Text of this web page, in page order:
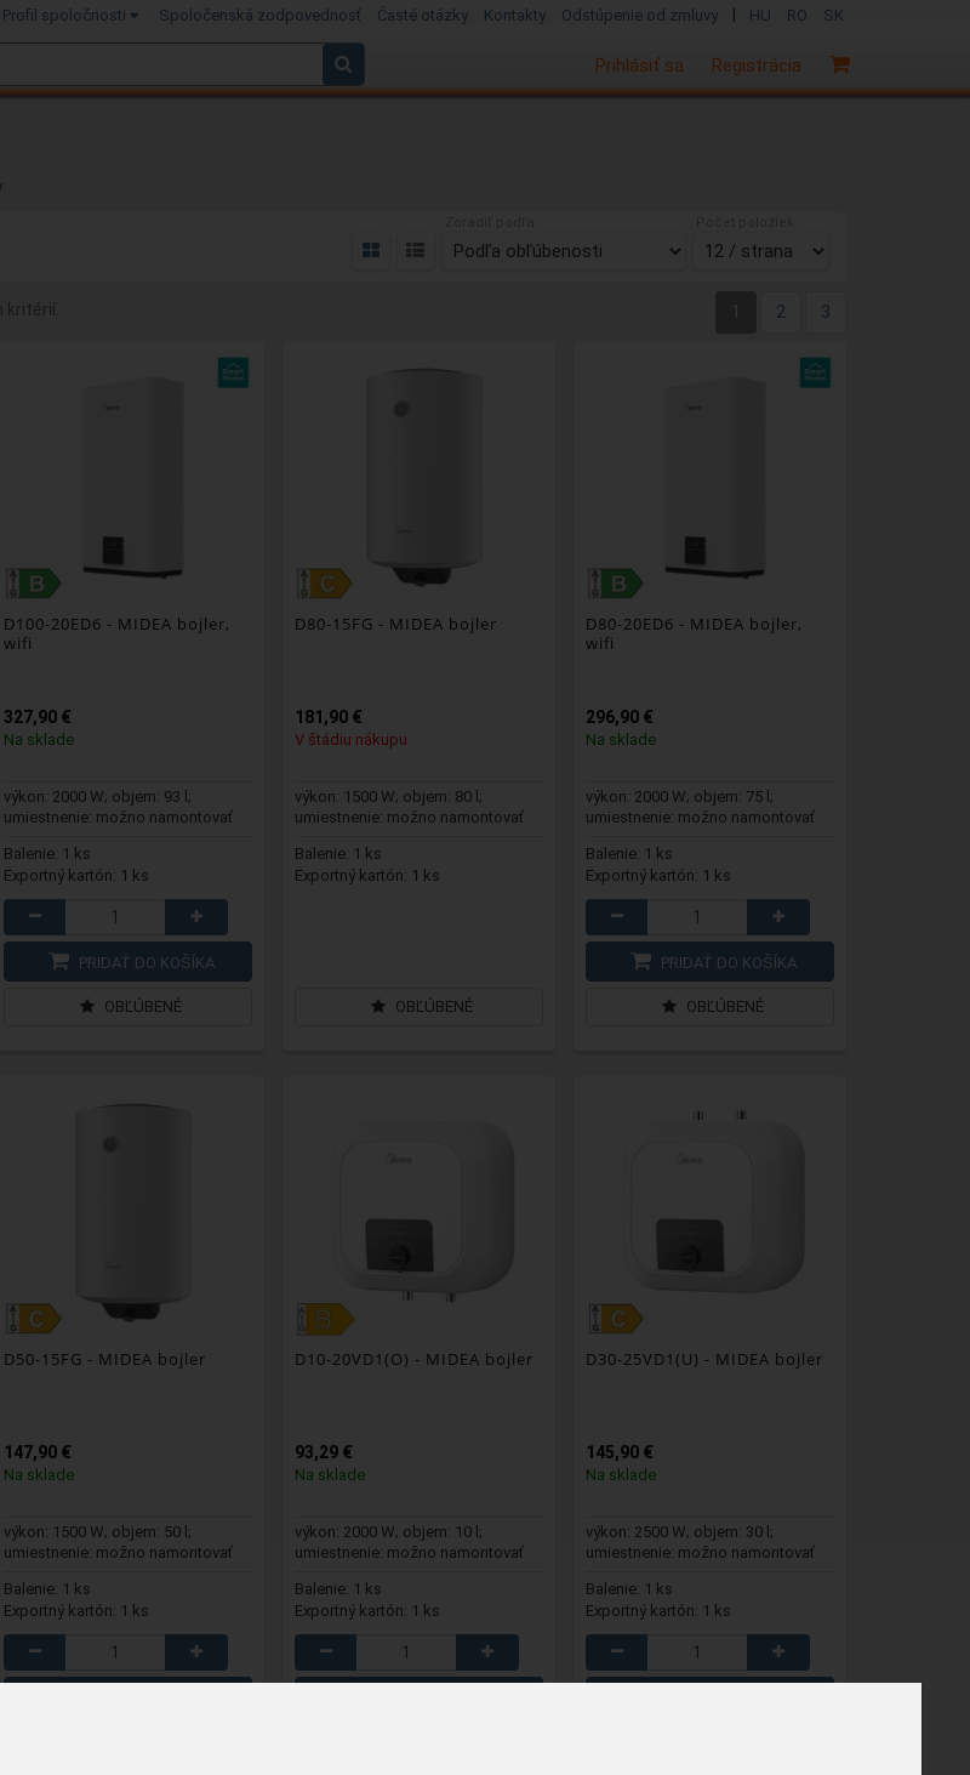
Profil spoločnosti Spoločenská zodpovednosť Časté otázky Kontakty Odstúpenie od zmluvy | HU RO SK
Registrácia
Prihlásiť sa
kritérií. 2 3
D100-20ED6 - MIDEA bojler,
wifi
327,90 €
Na sklade
výkon: 2000 W; objem: 93 l;
umiestnenie: možno namontovať
Balenie: 1 ks
Exportný kartón: 1 ks
PRIDAŤ DO KOŠÍKA
OBĽÚBENÉ
D80-15FG - MIDEA bojler
181,90 €
V štádiu nákupu
výkon: 1500 W; objem: 80 l;
umiestnenie: možno namontovať
Balenie: 1 ks
Exportný kartón: 1 ks
OBĽÚBENÉ
D80-20ED6 - MIDEA bojler,
wifi
296,90 €
Na sklade
výkon: 2000 W; objem: 75 l;
umiestnenie: možno namontovať
Balenie: 1 ks
Exportný kartón: 1 ks
PRIDAŤ DO KOŠÍKA
OBĽÚBENÉ
D50-15FG - MIDEA bojler
147,90 €
Na sklade
výkon: 1500 W; objem: 50 l;
umiestnenie: možno namontovať
Balenie: 1 ks
Exportný kartón: 1 ks
D10-20VD1(O) - MIDEA bojler
93,29 €
Na sklade
výkon: 2000 W; objem: 10 l;
umiestnenie: možno namontovať
Balenie: 1 ks
Exportný kartón: 1 ks
D30-25VD1(U) - MIDEA bojler
145,90 €
Na sklade
výkon: 2500 W; objem: 30 l;
umiestnenie: možno namontovať
Balenie: 1 ks
Exportný kartón: 1 ks